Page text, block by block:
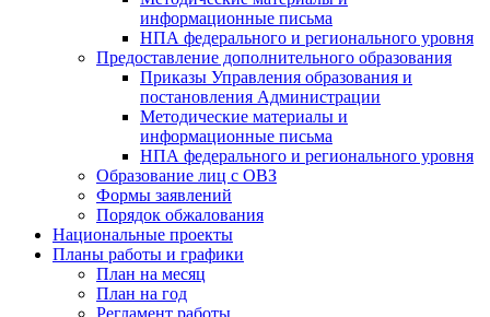
информационные письма
НПА федерального и регионального уровня
Предоставление дополнительного образования
Приказы Управления образования и
постановления Администрации
Методические материалы и
информационные письма
НПА федерального и регионального уровня
Образование лиц с ОВЗ
Формы заявлений
Порядок обжалования
Национальные проекты
Планы работы и графики
План на месяц
План на год